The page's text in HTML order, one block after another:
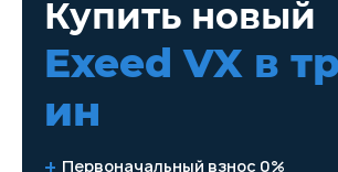
Купить новый
Exeed VX в
ин
Первоначальный взнос 0%